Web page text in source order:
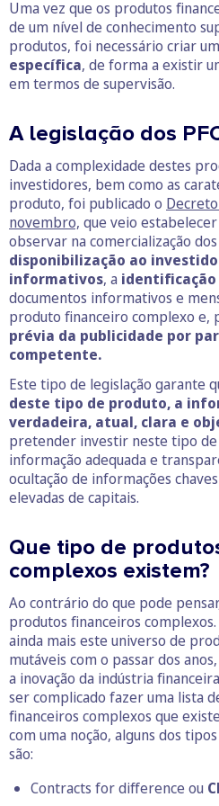
Uma vez que os produtos
de um nível de conhecimento
produtos, foi necessário criar
específica, de forma a existir
em termos de supervisão.
A legislação dos
Dada a complexidade destes
investidores, bem como as
produto, foi publicado o
novembro, que veio
observar na comercialização dos
disponibilização ao
informativos, a
documentos informativos e
produto financeiro complexo e,
prévia da publicidade por
competente.
Este tipo de legislação garante
deste tipo de produto, a
verdadeira, atual, clara e
pretender investir neste tipo
informação adequada e
ocultação de informações
elevadas de capitais.
Que tipo de
complexos existem?
Ao contrário do que pode
produtos financeiros
ainda mais este universo de
mutáveis com o passar dos
a inovação da indústria
ser complicado fazer uma lista
financeiros complexos que
com uma noção, alguns dos
são:
Contracts for difference ou